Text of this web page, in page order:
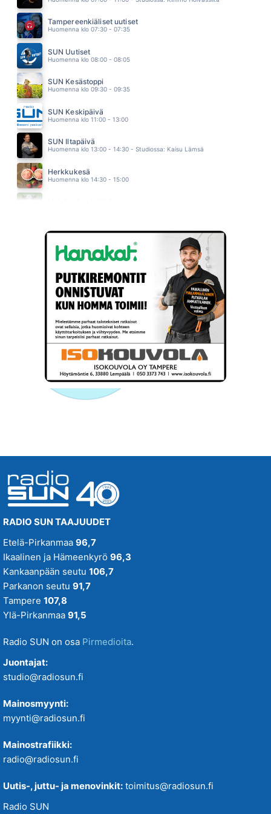
PAULA KOIVUNIEMI
05.27
JENNI MUSTAJÄRVI
05.21
Tampereenkiäliset uutiset
Huomenna klo 07:30 - 07:35
SUN Uutiset
Huomenna klo 08:00 - 08:05
SUN Kesästoppi
Huomenna klo 09:30 - 09:35
SUN Keskipäivä
Huomenna klo 11:00 - 13:00
SUN Iltapäivä
Huomenna klo 13:00 - 14:30 - Studiossa: Kaisu Lämsä
Herkkukesä
Huomenna klo 14:30 - 15:00
RADIO SUN TAAJUUDET
Etelä-Pirkanmaa 96,7
Ikaalinen ja Hämeenkyrö 96,3
Kankaanpään seutu 106,7
Parkanon seutu 91,7
Tampere 107,8
Ylä-Pirkanmaa 91,5
Radio SUN on osa Pirmedioita.
Juontajat:
studio@radiosun.fi
Mainosmyynti:
myynti@radiosun.fi
Mainostrafiikki:
radio@radiosun.fi
Uutis-, juttu- ja menovinkit: toimitus@radiosun.fi
Radio SUN